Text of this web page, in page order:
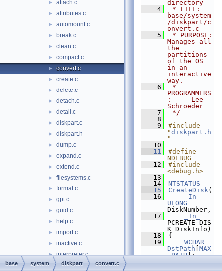
► attach.c
► attributes.c
► automount.c
► break.c
► clean.c
► compact.c
► convert.c
► create.c
► delete.c
► detach.c
► detail.c
► diskpart.c
► diskpart.h
► dump.c
► expand.c
► extend.c
► filesystems.c
► format.c
► gpt.c
► guid.c
► help.c
► import.c
► inactive.c
► interpreter.c
► list.c
directory
    4
* FILE:
base/system
/diskpart/c
onvert.c
    5
* PURPOSE:
Manages all
the
partitions
of the OS
in an
interactive
way.
    6
*
PROGRAMMERS
:     Lee
Schroeder
    7
*/
    8
    9
#include
"diskpart.h
"
   10
   11
#define
NDEBUG
   12
#include
<debug.h>
   13
   14
NTSTATUS
   15
CreateDisk(
   16
_In_
ULONG
DiskNumber,
   17
_In_
PCREATE_DIS
K DiskInfo)
   18
{
   19
WCHAR
DstPath MAX
_PATH];
base system diskpart convert.c